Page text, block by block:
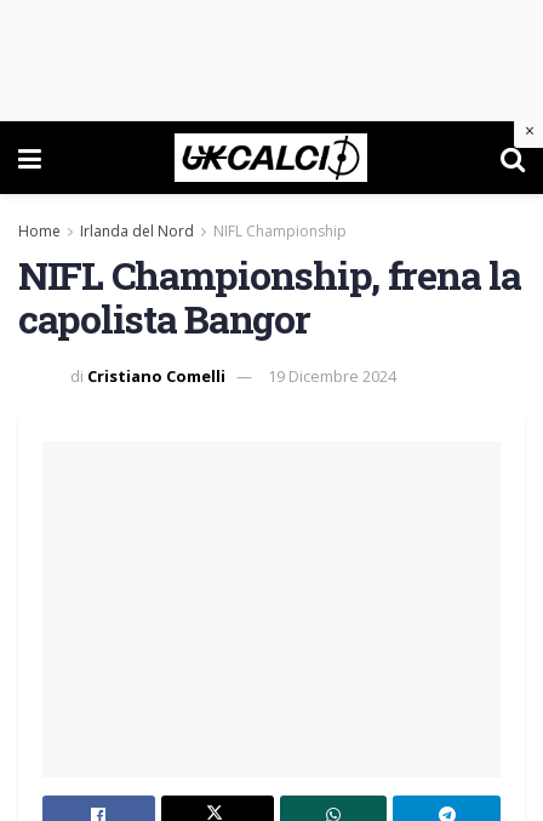
Home Irlanda del Nord NIFL Championship
NIFL Championship, frena la
capolista Bangor
di Cristiano Comelli 19 Dicembre 2024
×